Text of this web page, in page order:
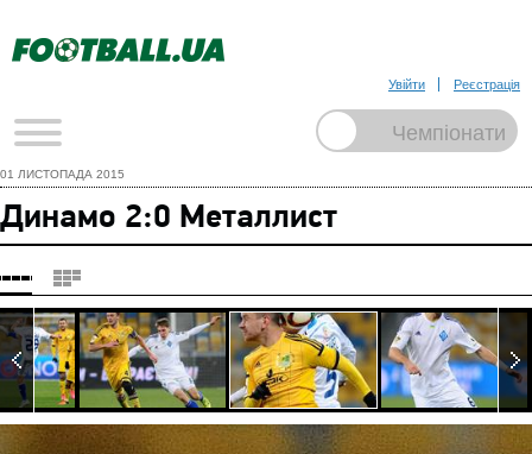
Увійти Реєстрація
01 ЛИСТОПАДА 2015
Динамо 2:0 Металлист